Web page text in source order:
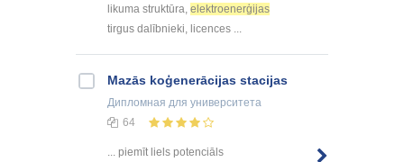
likuma struktūra, elektroenerģijas
tirgus dalībnieki, licences ...
Mazās koģenerācijas stacijas
Дипломная для университета
64
... piemīt liels potenciāls